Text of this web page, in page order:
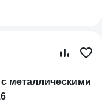
металлическими